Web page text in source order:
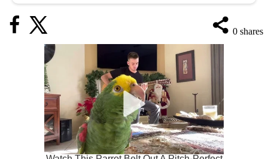
0 shares